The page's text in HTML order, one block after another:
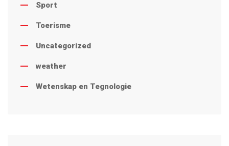
Sport
Toerisme
Uncategorized
weather
Wetenskap en Tegnologie